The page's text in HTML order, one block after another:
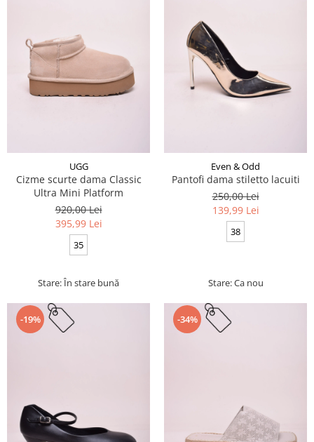
UGG
Cizme scurte dama Classic
Ultra Mini Platform
920,00 Lei
395,99 Lei
35
Stare: În stare bună
Even & Odd
Pantofi dama stiletto lacuiti
250,00 Lei
139,99 Lei
38
Stare: Ca nou
-19% -34%